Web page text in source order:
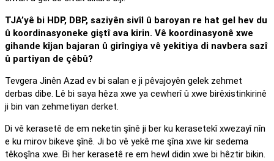
TJA’yê bi HDP, DBP, saziyên sivîl û baroyan re hat gel hev du
û koordinasyoneke giştî ava kirin. Vê koordinasyonê xwe
gihande kîjan bajaran û girîngiya vê yekitiya di navbera sazî
û partiyan de çêbû?
Tevgera Jinên Azad ev bi salan e ji pêvajoyên gelek zehmet
derbas dibe. Lê bi saya hêza xwe ya cewherî û xwe birêxistinkirinê
ji bin van zehmetiyan derket.
Di vê kerasetê de em neketin şînê ji ber ku kerasetekî xwezayî nîn
e ku mirov bikeve şînê. Ji bo vê yekê me şîna xwe kir sedema
têkoşîna xwe. Bi her kerasetê re em hewl didin xwe bi hêztir bikin.